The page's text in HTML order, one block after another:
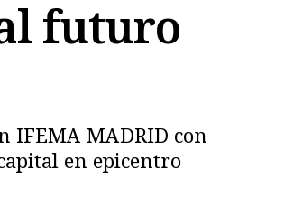
futuro
IFEMA MADRID con
en epicentro